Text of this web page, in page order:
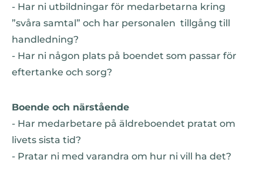
- Har ni utbildningar för medarbetarna kring
”svåra samtal” och har personalen tillgång till
handledning?
- Har ni någon plats på boendet som passar för
eftertanke och sorg?
Boende och närstående
- Har medarbetare på äldreboendet pratat om
livets sista tid?
- Pratar ni med varandra om hur ni vill ha det?